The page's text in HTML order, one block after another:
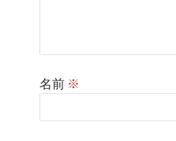
名前 ※